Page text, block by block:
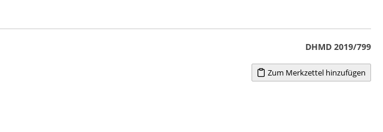
DHMD 2019/799
Zum Merkzettel hinzufügen